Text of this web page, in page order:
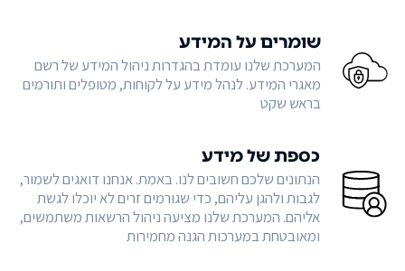
שומרים על המידע
המערכת שלנו עומדת בהגדרות ניהול המידע של רשם
מאגרי המידע. לנהל מידע על לקוחות, מטופלים ותורמים
בראש שקט
כספת של מידע
הנתונים שלכם חשובים לנו. באמת. אנחנו דואגים לשמור,
לגבות ולהגן עליהם, כדי שגורמים זרים לא יוכלו לגשת
אליהם. המערכת שלנו מציעה ניהול הרשאות משתמשים,
ומאובטחת במערכות הגנה מחמירות